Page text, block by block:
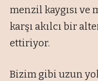
menzil kaygısı
karşı akılcı bir
ettiriyor.
Bizim gibi uzun